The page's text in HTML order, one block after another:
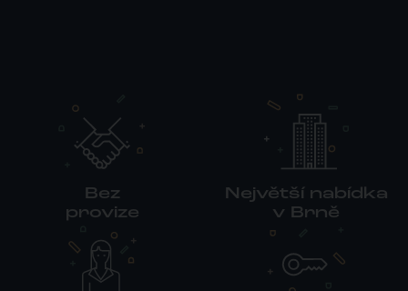
Bez
provize
Největší nabídka
v Brně